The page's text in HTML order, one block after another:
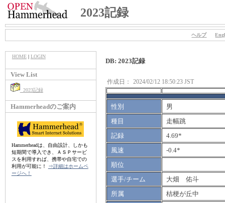
2023記録
ヘルプ
HOME| LOGIN
View List
2023記録
Hammerheadのご案内
Hammerheadは、自由設計、しかも
短期間で導入でき、ＡＳＰサービ
スを利用すれば、携帯や自宅での
利用が可能に！
⇒詳細はホームペ
ージへ！
DB: 2023記録
作成日： 2024/02/12 18:50:23 JST
性別
男
種目
走幅跳
記録
4.69*
風速
-0.4*
順位
選手/チーム
大畑 佑斗
所属
桔梗が丘中